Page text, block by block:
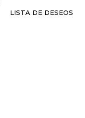
LISTA DE DESEOS